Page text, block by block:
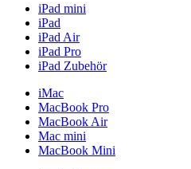
iPad mini
iPad
iPad Air
iPad Pro
iPad Zubehör
iMac
MacBook Pro
MacBook Air
Mac mini
MacBook Mini